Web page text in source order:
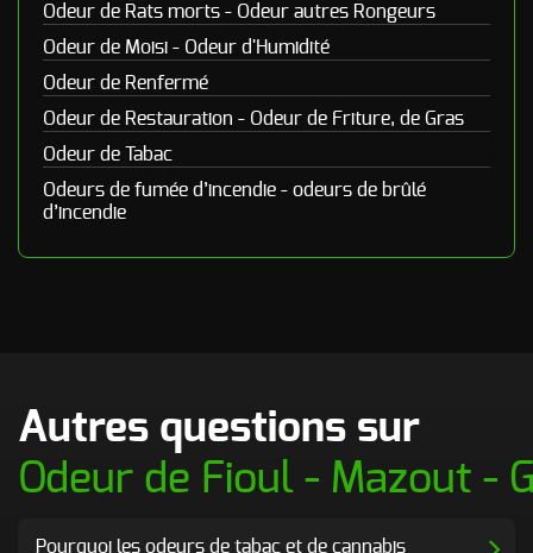
Odeur de Rats morts - Odeur autres Rongeurs
Odeur de Moisi - Odeur d'Humidité
Odeur de Renfermé
Odeur de Restauration - Odeur de Friture, de Gras
Odeur de Tabac
Odeurs de fumée d’incendie - odeurs de brûlé
d’incendie
Autres questions sur
Odeur de Fioul - Mazout -
Pourquoi les odeurs de tabac et de cannabis